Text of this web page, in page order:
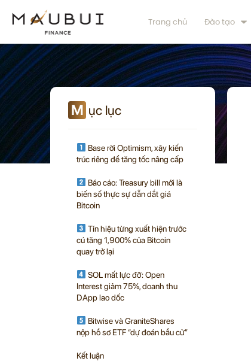
Trang chủ Đào tạo
M ục lục
Base rời Optimism, xây kiến
trúc riêng để tăng tốc nâng cấp
Báo cáo: Treasury bill mới là
biến số thực sự dẫn dắt giá
Bitcoin
Tín hiệu từng xuất hiện trước
cú tăng 1,900% của Bitcoin
quay trở lại
SOL mất lực đỡ: Open
Interest giảm 75%, doanh thu
DApp lao dốc
Bitwise và GraniteShares
nộp hồ sơ ETF “dự đoán bầu cử”
Kết luận